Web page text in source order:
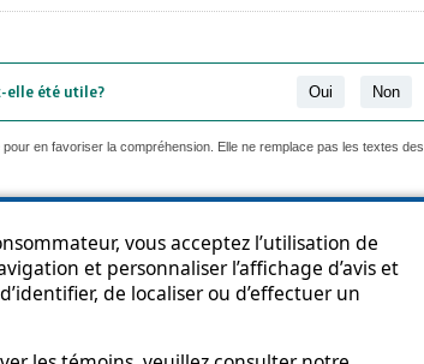
vous acceptez l’utilisation de
et personnaliser l’affichage d’avis et
de localiser ou d’effectuer un
elle été utile? Oui Non
en favoriser la compréhension. Elle ne remplace pas les textes des
de l'information